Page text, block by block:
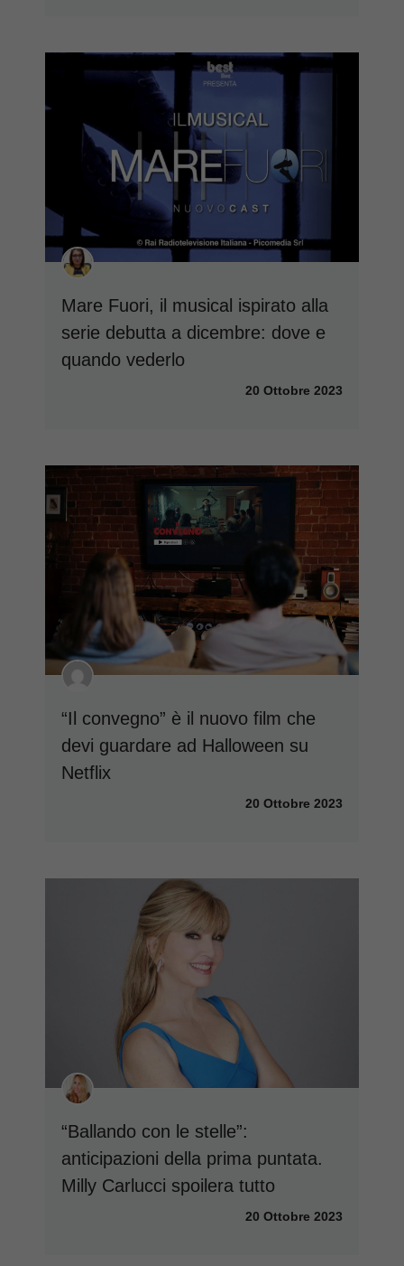
Mare Fuori, il musical ispirato alla
serie debutta a dicembre: dove e
quando vederlo
20 Ottobre 2023
“Il convegno” è il nuovo film che
devi guardare ad Halloween su
Netflix
20 Ottobre 2023
“Ballando con le stelle”:
anticipazioni della prima puntata.
Milly Carlucci spoilera tutto
20 Ottobre 2023